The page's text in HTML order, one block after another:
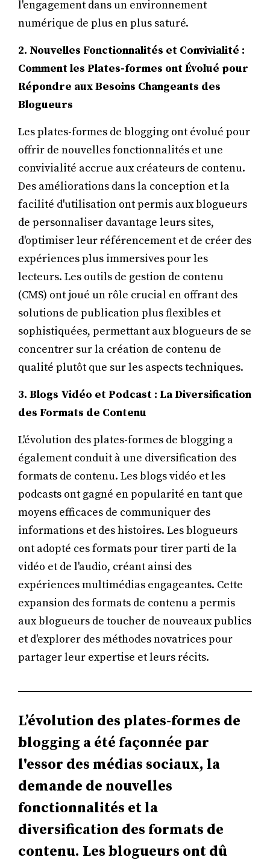
l'engagement dans un environnement
numérique de plus en plus saturé.
2. Nouvelles Fonctionnalités et Convivialité :
Comment les Plates-formes ont Évolué pour
Répondre aux Besoins Changeants des
Blogueurs
Les plates-formes de blogging ont évolué pour
offrir de nouvelles fonctionnalités et une
convivialité accrue aux créateurs de contenu.
Des améliorations dans la conception et la
facilité d'utilisation ont permis aux blogueurs
de personnaliser davantage leurs sites,
d'optimiser leur référencement et de créer des
expériences plus immersives pour les
lecteurs. Les outils de gestion de contenu
(CMS) ont joué un rôle crucial en offrant des
solutions de publication plus flexibles et
sophistiquées, permettant aux blogueurs de se
concentrer sur la création de contenu de
qualité plutôt que sur les aspects techniques.
3. Blogs Vidéo et Podcast : La Diversification
des Formats de Contenu
L'évolution des plates-formes de blogging a
également conduit à une diversification des
formats de contenu. Les blogs vidéo et les
podcasts ont gagné en popularité en tant que
moyens efficaces de communiquer des
informations et des histoires. Les blogueurs
ont adopté ces formats pour tirer parti de la
vidéo et de l'audio, créant ainsi des
expériences multimédias engageantes. Cette
expansion des formats de contenu a permis
aux blogueurs de toucher de nouveaux publics
et d'explorer des méthodes novatrices pour
partager leur expertise et leurs récits.
L’évolution des plates-formes de
blogging a été façonnée par
l'essor des médias sociaux, la
demande de nouvelles
fonctionnalités et la
diversification des formats de
contenu. Les blogueurs ont dû